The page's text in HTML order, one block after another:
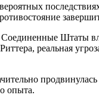
Штаты
реальная
опыта.